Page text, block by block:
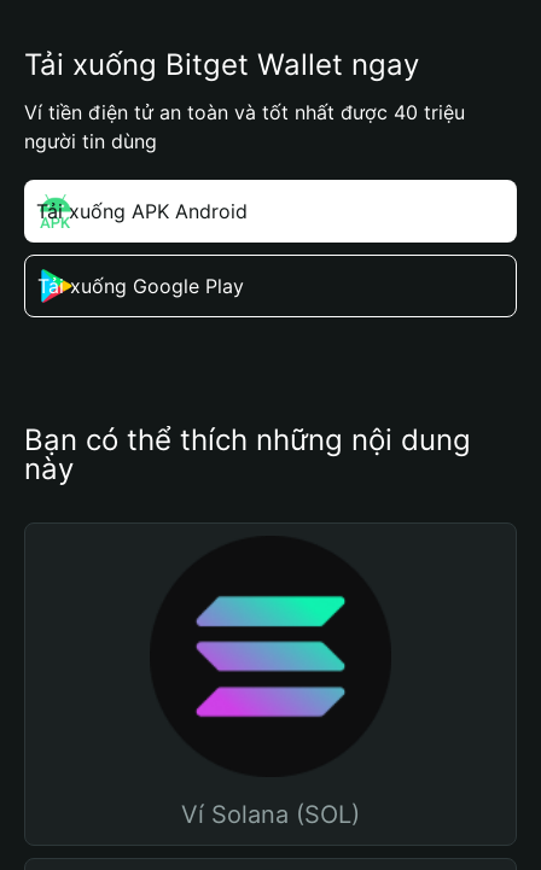
Tải xuống Bitget Wallet ngay
Ví tiền điện tử an toàn và tốt nhất được 40 triệu
người tin dùng
Tải xuống APK Android
Tải xuống Google Play
Bạn có thể thích những nội dung
này
Ví Solana (SOL)